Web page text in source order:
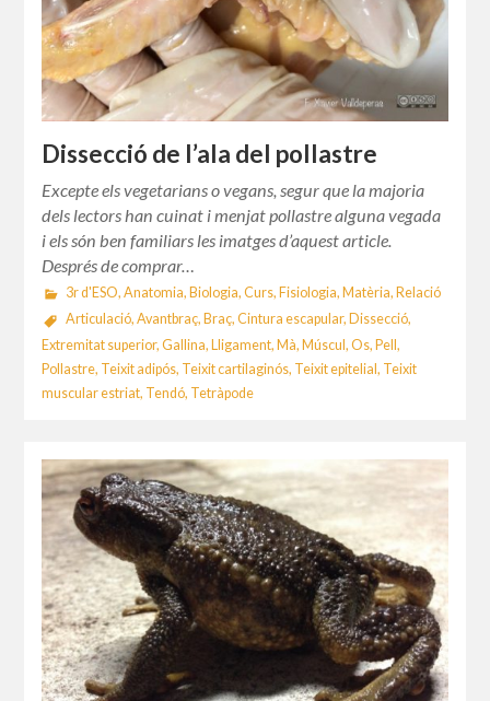
Dissecció de l’ala del pollastre
Excepte els vegetarians o vegans, segur que la majoria
dels lectors han cuinat i menjat pollastre alguna vegada
i els són ben familiars les imatges d’aquest article.
Després de comprar…
3r d'ESO, Anatomia, Biologia, Curs, Fisiologia, Matèria, Relació
Articulació, Avantbraç, Braç, Cintura escapular, Dissecció,
Extremitat superior,Gallina,Lligament,Mà,Múscul,Os,Pell,
Pollastre, Teixit adipós, Teixit cartilaginós, Teixit epitelial, Teixit
muscular estriat, Tendó, Tetràpode